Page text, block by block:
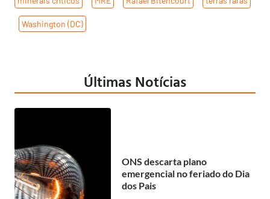
Washington (DC)
Últimas Notícias
ONS descarta plano
emergencial no feriado do Dia
dos Pais